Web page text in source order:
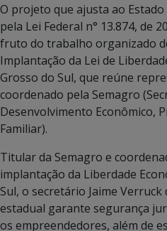
O projeto que ajusta ao
pela Lei Federal n° 13.874, de
fruto do trabalho organizado
Implantação da Lei de
Grosso do Sul, que reúne
coordenado pela Semagro
Desenvolvimento Econômico,
Familiar).
Titular da Semagro e
implantação da Liberdade
Sul, o secretário Jaime
estadual garante segurança
os empreendedores, além de